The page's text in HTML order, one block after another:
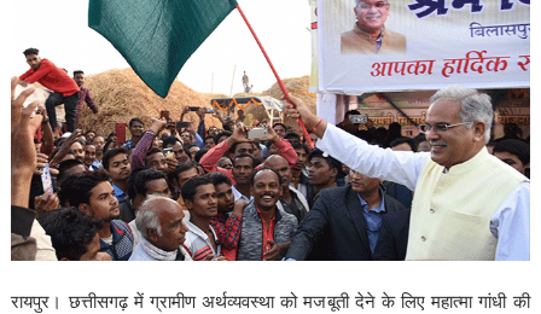
रायपुर। छत्तीसगढ़ में ग्रामीण अर्थव्यवस्था को मजबूती देने के लिए महात्मा गांधी की